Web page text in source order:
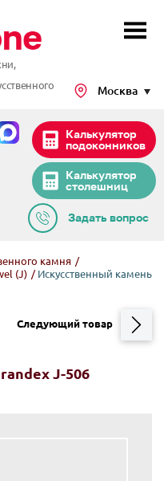
Калькулятор
столешниц
Калькулятор
подоконников
Москва
Задать вопрос
камня /
(J) / Искусственный камень
J-506